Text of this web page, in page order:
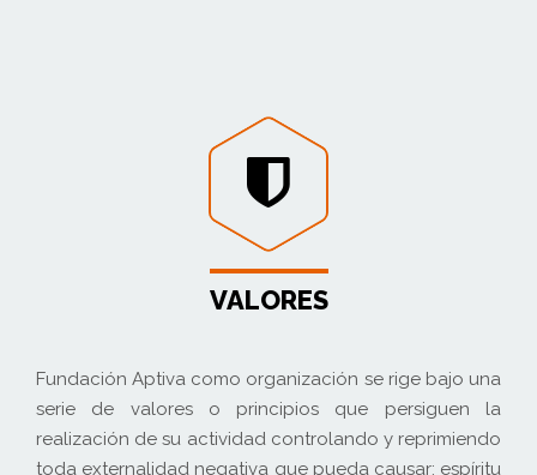
en el ámbito de
de carácter
con el
de
Fundación Aptiva como organización
serie de valores o principios que
realización de su actividad controlando
toda externalidad negativa que pueda